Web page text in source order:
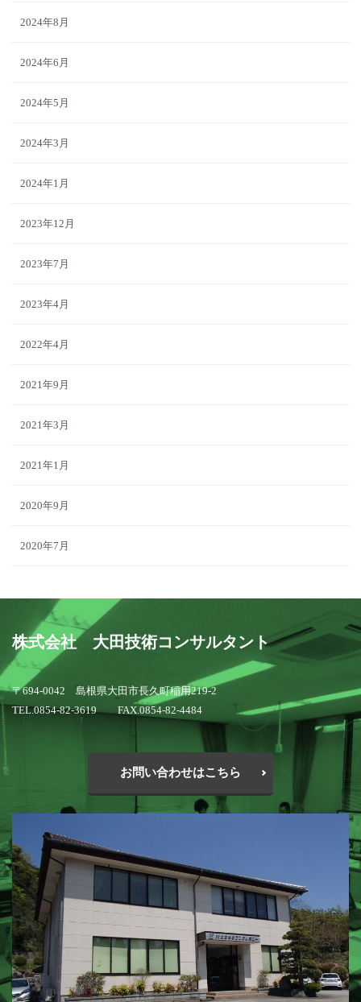
2024年8月
2024年6月
2024年5月
2024年3月
2024年1月
2023年12月
2023年7月
2023年4月
2022年4月
2021年9月
2021年3月
2021年1月
2020年9月
2020年7月
株式会社 大田技術コンサルタント
〒694-0042 島根県大田市長久町稲用219-2
TEL.0854-82-3619 FAX.0854-82-4484
お問い合わせはこちら